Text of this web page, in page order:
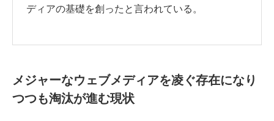
ディアの基礎を創ったと言われている。
メジャーなウェブメディアを凌ぐ存在になり
つつも淘汰が進む現状